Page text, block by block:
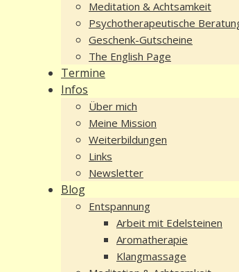
Meditation & Achtsamkeit
Psychotherapeutische
Geschenk-Gutscheine
The English Page
Termine
Infos
Über mich
Meine Mission
Weiterbildungen
Links
Newsletter
Blog
Entspannung
Arbeit mit Edelsteinen
Aromatherapie
Klangmassage